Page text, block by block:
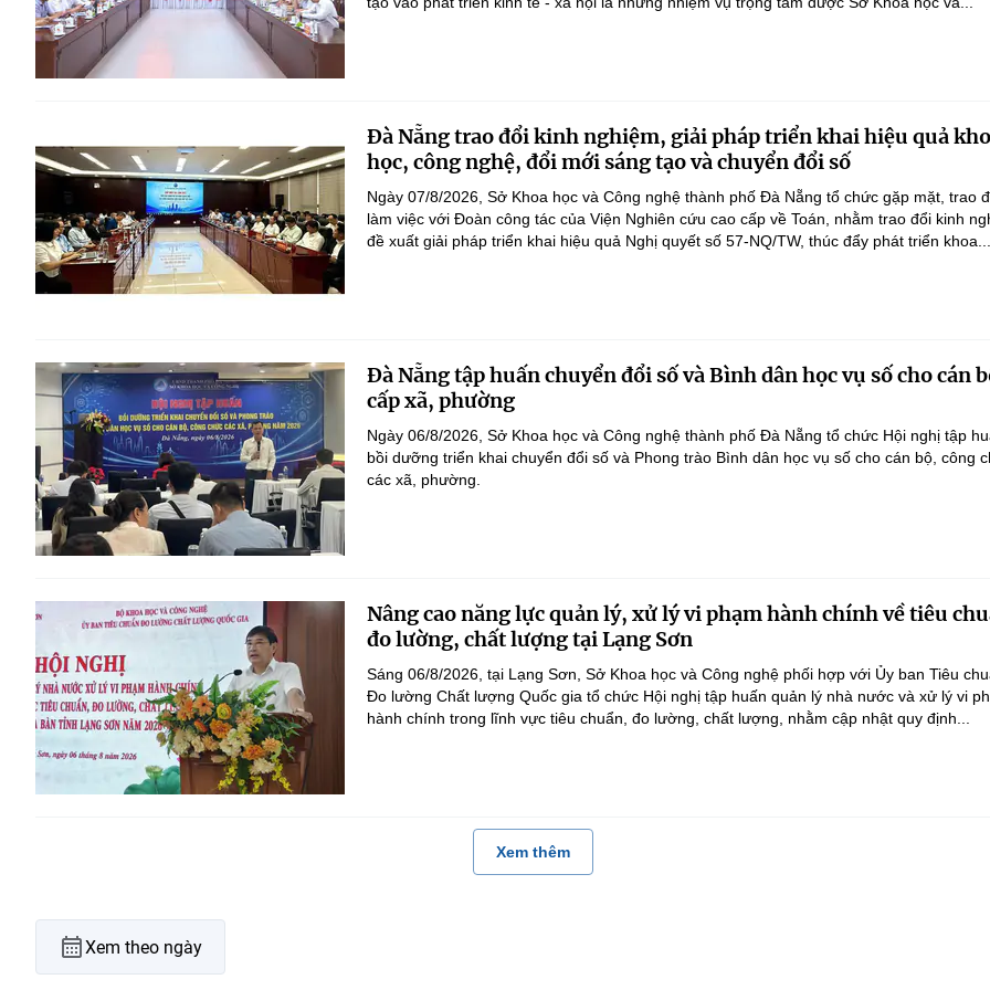
Đà Nẵng trao đổi kinh nghiệm, giải pháp triển khai hiệu quả
học, công nghệ, đổi mới sáng tạo và chuyển đổi số
Ngày 07/8/2026, Sở Khoa học và Công nghệ thành phố Đà Nẵng tổ chức gặp mặt, trao
làm việc với Đoàn công tác của Viện Nghiên cứu cao cấp về Toán, nhằm trao đổi kinh
đề xuất giải pháp triển khai hiệu quả Nghị quyết số 57-NQ/TW, thúc đẩy phát triển khoa...
Đà Nẵng tập huấn chuyển đổi số và Bình dân học vụ số cho cán
cấp xã, phường
Ngày 06/8/2026, Sở Khoa học và Công nghệ thành phố Đà Nẵng tổ chức Hội nghị tập
bồi dưỡng triển khai chuyển đổi số và Phong trào Bình dân học vụ số cho cán bộ, công
các xã, phường.
Nâng cao năng lực quản lý, xử lý vi phạm hành chính về tiêu
đo lường, chất lượng tại Lạng Sơn
Sáng 06/8/2026, tại Lạng Sơn, Sở Khoa học và Công nghệ phối hợp với Ủy ban Tiêu
Đo lường Chất lượng Quốc gia tổ chức Hội nghị tập huấn quản lý nhà nước và xử lý vi
hành chính trong lĩnh vực tiêu chuẩn, đo lường, chất lượng, nhằm cập nhật quy định...
Xem thêm
Xem theo ngày